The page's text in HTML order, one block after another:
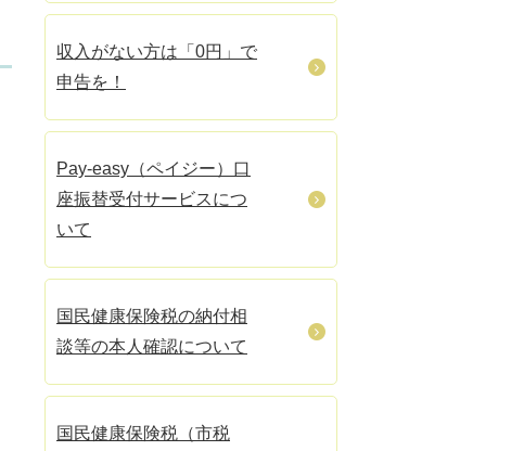
収入がない方は「0円」で
申告を！
Pay-easy（ペイジー）口
座振替受付サービスにつ
いて
国民健康保険税の納付相
談等の本人確認について
国民健康保険税（市税